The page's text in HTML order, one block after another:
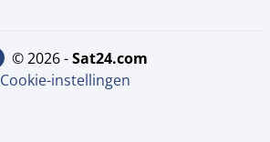
© 2026 - sat24.com
Cookie-instellingen